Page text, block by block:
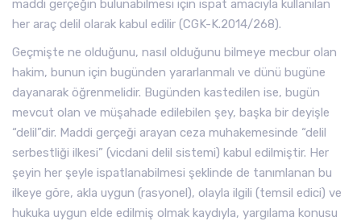
maddi gerçeğin bulunabilmesi için ispat amacıyla kullanılan
her araç delil olarak kabul edilir (CGK-K.2014/268).
Geçmişte ne olduğunu, nasıl olduğunu bilmeye mecbur olan
hakim, bunun için bugünden yararlanmalı ve dünü bugüne
dayanarak öğrenmelidir. Bugünden kastedilen ise, bugün
mevcut olan ve müşahade edilebilen şey, başka bir deyişle
“delil”dir. Maddi gerçeği arayan ceza muhakemesinde “delil
serbestliği ilkesi” (vicdani delil sistemi) kabul edilmiştir. Her
şeyin her şeyle ispatlanabilmesi şeklinde de tanımlanan bu
ilkeye göre, akla uygun (rasyonel), olayla ilgili (temsil edici) ve
hukuka uygun elde edilmiş olmak kaydıyla, yargılama konusu